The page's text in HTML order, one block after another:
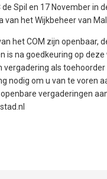
de Spil en 17 November in
van het Wijkbeheer van
het COM zijn openbaar,
is na goedkeuring op
vergadering als
nodig om u van te voren
vergaderingen